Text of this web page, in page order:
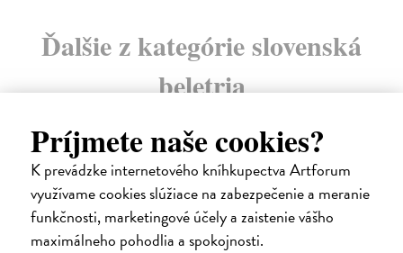
Príjmete naše cookies?
K prevádzke internetového kníhkupectva Artforum
využívame cookies slúžiace na zabezpečenie a meranie
funkčnosti, marketingové účely a zaistenie vášho
maximálneho pohodlia a spokojnosti.
Ďalšie z kategórie slovenská
beletria
na sklade